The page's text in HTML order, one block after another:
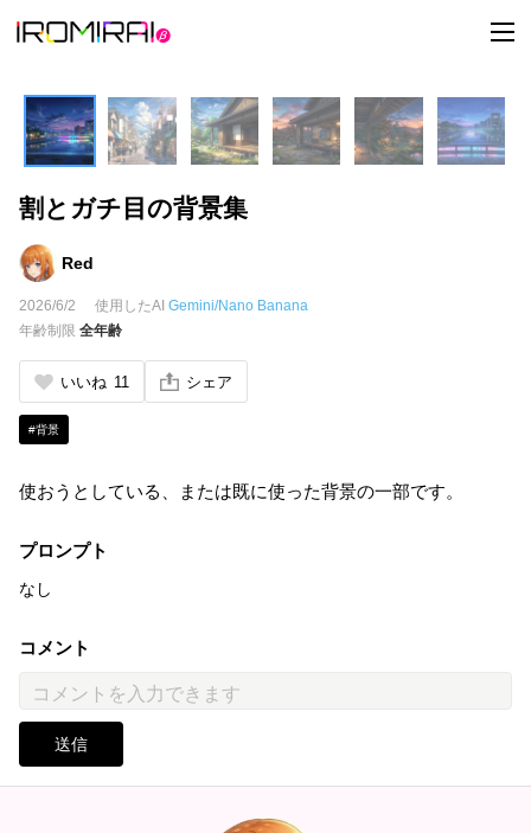
t
o
l
e
n
a
v
割とガチ目の背景集
Red
2026/6/2 使用したAI Gemini/Nano Banana
年齢制限 全年齢
いいね 11 シェア
#背景
使おうとしている、または既に使った背景の一部です。
プロンプト
なし
コメント
送信